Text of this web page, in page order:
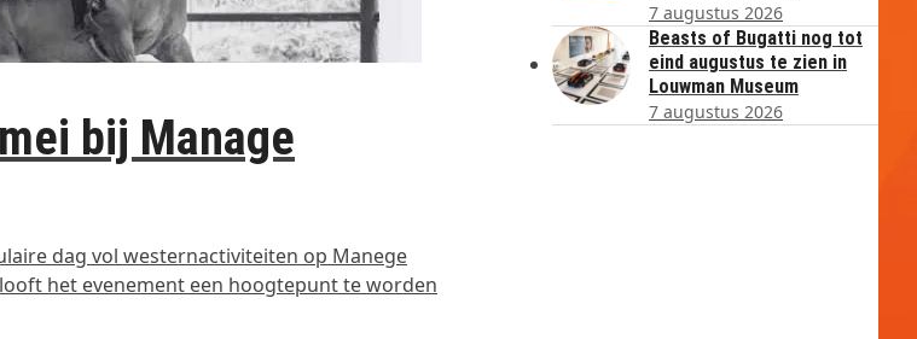
bij Manage
dag vol westernactiviteiten op Manege
het evenement een hoogtepunt te worden
7 augustus 2026
Beasts of Bugatti nog tot
eind augustus te zien in
Louwman Museum
7 augustus 2026